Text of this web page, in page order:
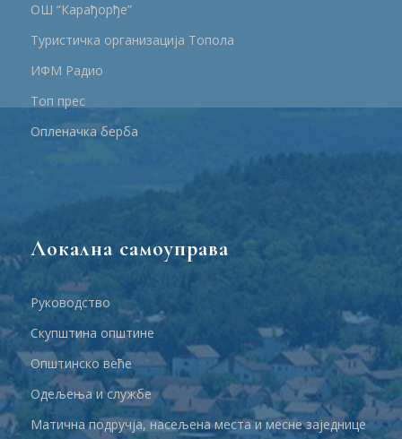
ОШ “Карађорђе”
Туристичка организација Топола
ИФМ Радио
Топ прес
Опленачка берба
Локална самоуправа
Руководство
Скупштина општине
Општинско веће
Одељења и службе
Матична подручја, насељена места и месне заједнице